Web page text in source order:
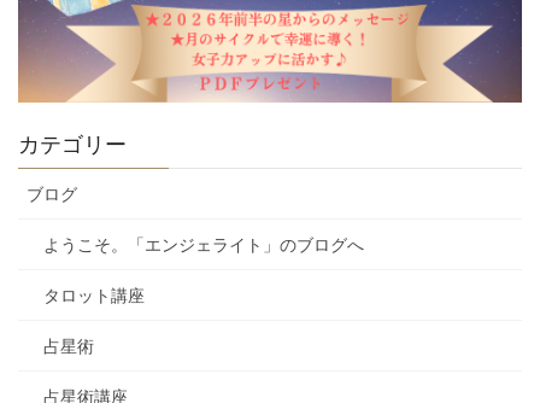
カテゴリー
ブログ
ようこそ。「エンジェライト」のブログへ
タロット講座
占星術
占星術講座